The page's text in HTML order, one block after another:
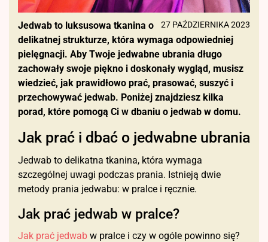
27 PAŹDZIERNIKA 2023
Jedwab to luksusowa tkanina o
delikatnej strukturze, która wymaga odpowiedniej
pielęgnacji. Aby Twoje jedwabne ubrania długo
zachowały swoje piękno i doskonały wygląd, musisz
wiedzieć, jak prawidłowo prać, prasować, suszyć i
przechowywać jedwab. Poniżej znajdziesz kilka
porad, które pomogą Ci w dbaniu o jedwab w domu.
Jak prać i dbać o jedwabne ubrania
Jedwab to delikatna tkanina, która wymaga
szczególnej uwagi podczas prania. Istnieją dwie
metody prania jedwabu: w pralce i ręcznie.
Jak prać jedwab w pralce?
Jak prać jedwab w pralce i czy w ogóle powinno się?